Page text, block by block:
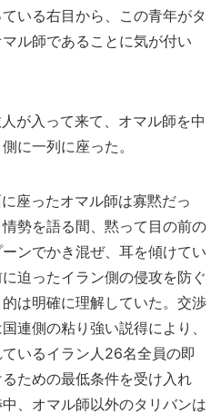
いる右目から、この青年がタ
ル師であることに気が付い
が入って来て、オマル師を中
に一列に座った。
座ったオマル師は寡黙だっ
勢を語る間、黙って目の前の
ンでかき混ぜ、耳を傾けてい
迫ったイラン側の侵攻を防ぐ
は明確に理解していた。交渉
連側の粘り強い説得により、
いるイラン人26名全員の即
ための最低条件を受け入れ
、オマル師以外のタリバンは